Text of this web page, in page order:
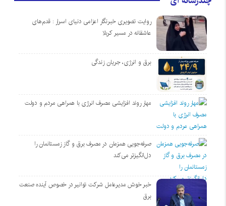
روایت تصویری خبرنگار اعزامی دنیای اسرار : قدم‌های
عاشقانه در مسیر کربلا
برق و انرژی، جریان زندگی
مهار روند افزایشی مصرف انرژی با همراهی مردم و دولت
صرفه‌جویی همزمان در مصرف برق و گاز زمستانمان را
دل‌انگیزتر می‌کند
خبر خوش مدیرعامل شرکت توانیر در خصوص آینده صنعت
برق